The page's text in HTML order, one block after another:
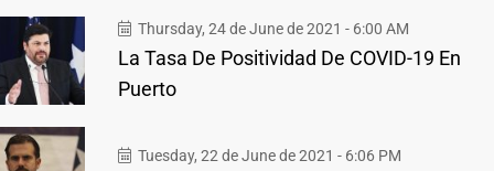
Thursday, 24 de June de 2021 - 6:00 AM
La Tasa De Positividad De COVID-19 En
Puerto
Tuesday, 22 de June de 2021 - 6:06 PM